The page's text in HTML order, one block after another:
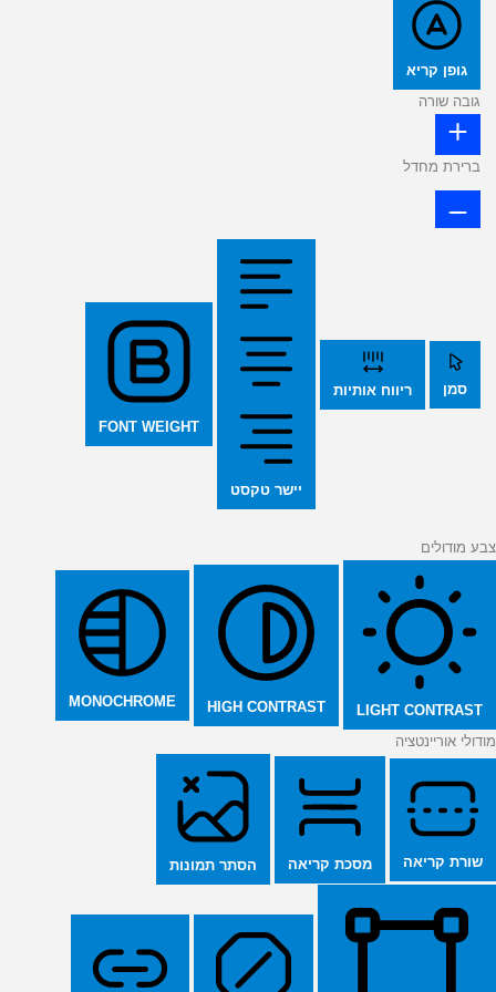
גופן קריא
גובה שורה
ברירת מחדל
סמן ריווח אותיות
יישר טקסט
FONT WEIGHT
צבע מודולים
LIGHT CONTRAST
HIGH CONTRAST
MONOCHROME
מודולי אוריינטציה
שורת קריאה מסכת קריאה הסתר תמונות